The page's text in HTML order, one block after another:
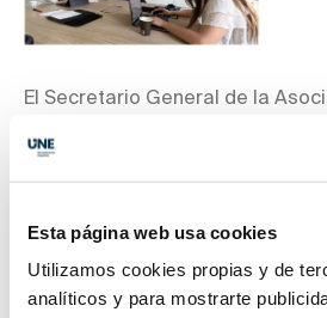
Esta página web usa cookies
Utilizamos cookies propias y de
analíticos y para mostrarte
El Secretario General de la
Alquiladores de Plataformas
(ANAPAT) y varios
participaron en una reunión del
Norma UNE 58921 sobre
de Plataformas. Este Grupo de
del CTN-UNE 58/SC 9